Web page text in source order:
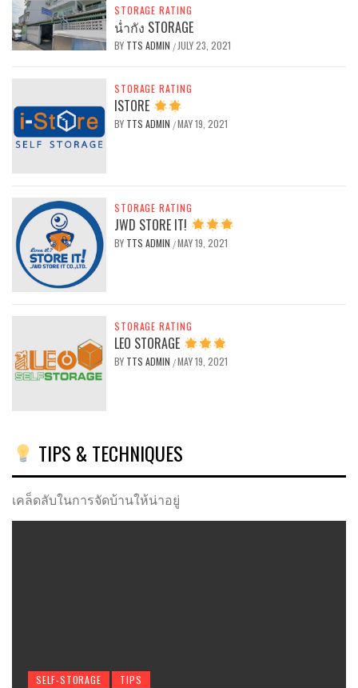
STORAGE RATING
น่ำกัง STORAGE
BY TTS ADMIN /JULY 23, 2021
STORAGE RATING
ISTORE
BY TTS ADMIN /MAY 19, 2021
STORAGE RATING
JWD STORE IT!
BY TTS ADMIN /MAY 19, 2021
STORAGE RATING
LEO STORAGE
BY TTS ADMIN /MAY 19, 2021
TIPS & TECHNIQUES
เคล็ดลับในการจัดบ้านให้น่าอยู่
SELF-STORAGE TIPS